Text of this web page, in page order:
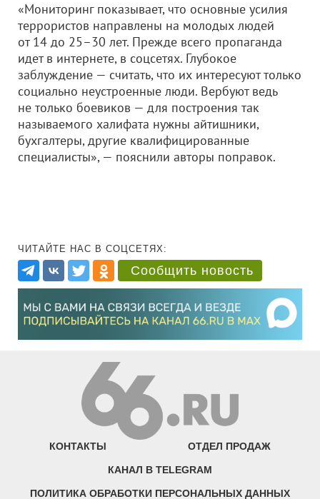
«Мониторинг показывает, что основные усилия
террористов направлены на молодых людей
от 14 до 25–30 лет. Прежде всего пропаганда
идет в интернете, в соцсетях. Глубокое
заблуждение — считать, что их интересуют только
социально неустроенные люди. Вербуют ведь
не только боевиков — для построения так
называемого халифата нужны айтишники,
бухгалтеры, другие квалифицированные
специалисты», — пояснили авторы поправок.
ЧИТАЙТЕ НАС В СОЦСЕТЯХ:
Сообщить новость
КОНТАКТЫ ОТДЕЛ ПРОДАЖ
КАНАЛ В TELEGRAM
ПОЛИТИКА ОБРАБОТКИ ПЕРСОНАЛЬНЫХ ДАННЫХ